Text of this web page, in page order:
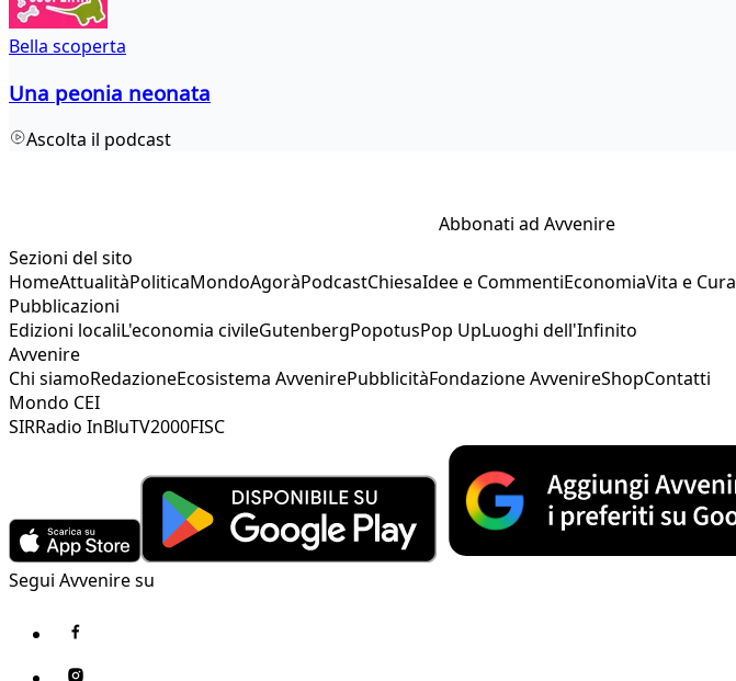
Bella scoperta
Una peonia neonata
Ascolta il podcast
Abbonati ad Avvenire
Sezioni del sito
HomeAttualitàPoliticaMondoAgoràPodcastChiesaIdee e CommentiEconomiaVita e Cura
Pubblicazioni
Edizioni localiL'economia civileGutenbergPopotusPop UpLuoghi dell'Infinito
Avvenire
Chi siamoRedazioneEcosistema AvvenirePubblicitàFondazione AvvenireShopContatti
Mondo CEI
SIRRadio InBluTV2000FISC
Segui Avvenire su